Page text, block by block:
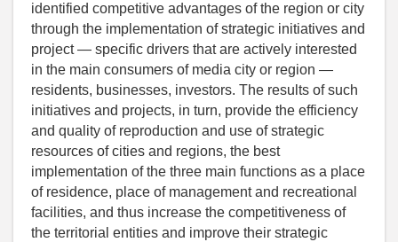
identified competitive advantages of the region or city
through the implementation of strategic initiatives and
project — specific drivers that are actively interested
in the main consumers of media city or region —
residents, businesses, investors. The results of such
initiatives and projects, in turn, provide the efficiency
and quality of reproduction and use of strategic
resources of cities and regions, the best
implementation of the three main functions as a place
of residence, place of management and recreational
facilities, and thus increase the competitiveness of
the territorial entities and improve their strategic